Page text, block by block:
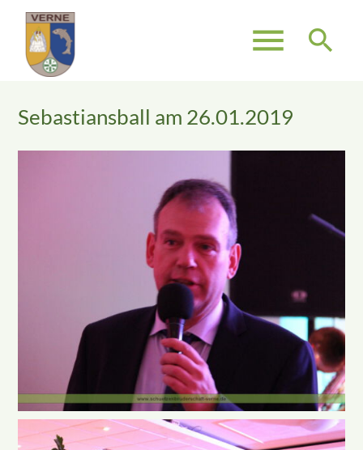
menu search
Suchbegriffe SUCHEN
Sebastiansball am 26.01.2019